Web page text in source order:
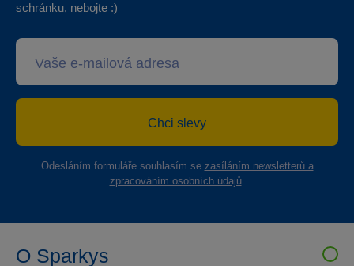
schránku, nebojte :)
Chci slevy
Odesláním formuláře souhlasím se zasíláním newsletterů a
zpracováním osobních údajů.
O Sparkys